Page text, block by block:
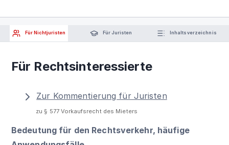
Für Nichtjuristen Für Juristen Inhaltsverzeichnis
Für Rechtsinteressierte
Zur Kommentierung für Juristen
zu § 577 Vorkaufsrecht des Mieters
Bedeutung für den Rechtsverkehr, häufige